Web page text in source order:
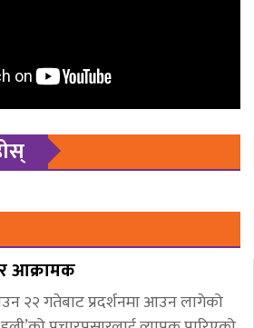
आक्रामक
२२ गतेबाट प्रदर्शनमा आउन लागेको